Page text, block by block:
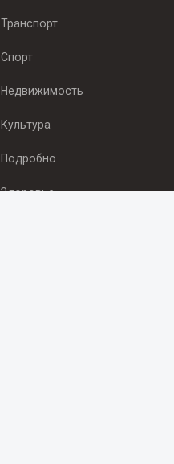
Транспорт
Спорт
Недвижимость
Культура
Подробно
Здоровье